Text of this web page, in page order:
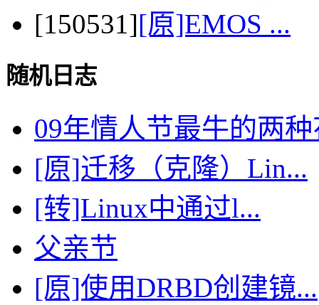
[150531][原]EMOS ...
随机日志
09年情人节最牛的两种
[原]迁移（克隆）Lin...
[转]Linux中通过l...
父亲节
[原]使用DRBD创建镜...